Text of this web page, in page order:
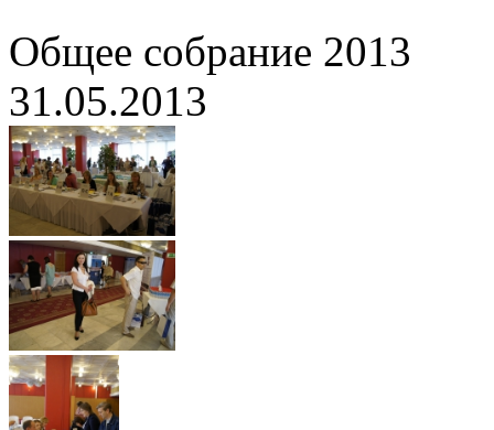
Общее собрание 2013
31.05.2013